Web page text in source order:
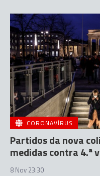
CORONAVÍRUS
Partidos da nova
medidas contra 4.ª
8 Nov 23:30